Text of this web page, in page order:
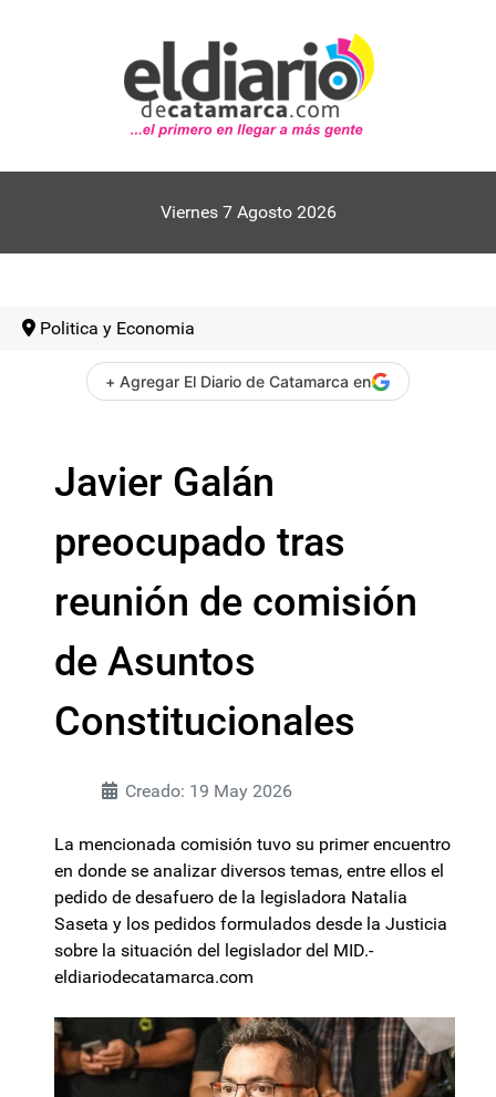
Viernes 7 Agosto 2026
Politica y Economia
+ Agregar El Diario de Catamarca en
Javier Galán
preocupado tras
reunión de comisión
de Asuntos
Constitucionales
Creado: 19 May 2026
La mencionada comisión tuvo su primer encuentro
en donde se analizar diversos temas, entre ellos el
pedido de desafuero de la legisladora Natalia
Saseta y los pedidos formulados desde la Justicia
sobre la situación del legislador del MID.-
eldiariodecatamarca.com